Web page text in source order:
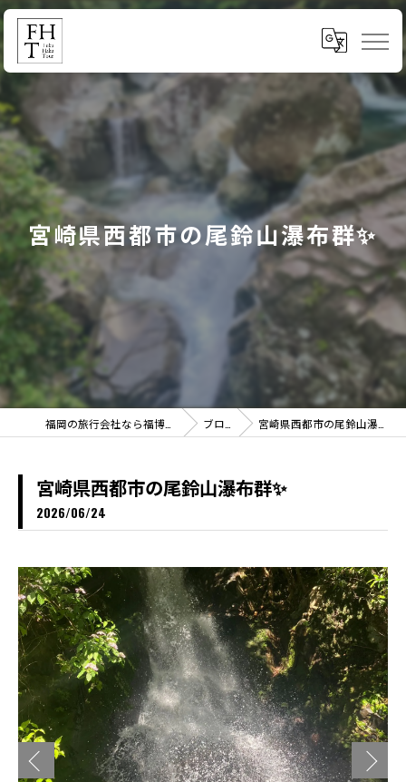
宮崎県西都市の尾鈴山瀑布群✨
福岡の旅行会社なら福博ツアー ブログ 宮崎県西都市の尾鈴山瀑布群✨
宮崎県西都市の尾鈴山瀑布群✨
2026/06/24